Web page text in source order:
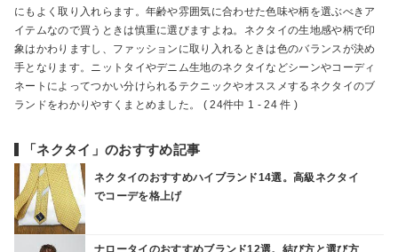
にもよく取り入れらます。年齢や雰囲気に合わせた色味や柄を選ぶべきア
イテムなので買うときは慎重に選びますよね。ネクタイの生地感や柄で印
象はかわりますし、ファッションに取り入れるときは色のバランスが決め
手となります。ニットタイやデニム生地のネクタイなどシーンやコーディ
ネートによってつかい分けられるテクニックやオススメするネクタイのブ
ランドをわかりやすくまとめました。 ( 24件中 1 - 24 件 )
「ネクタイ」のおすすめ記事
ネクタイのおすすめハイブランド14選。高級ネクタイ
でコーデを格上げ
ナロータイのおすすめブランド12選。結び方と選び方